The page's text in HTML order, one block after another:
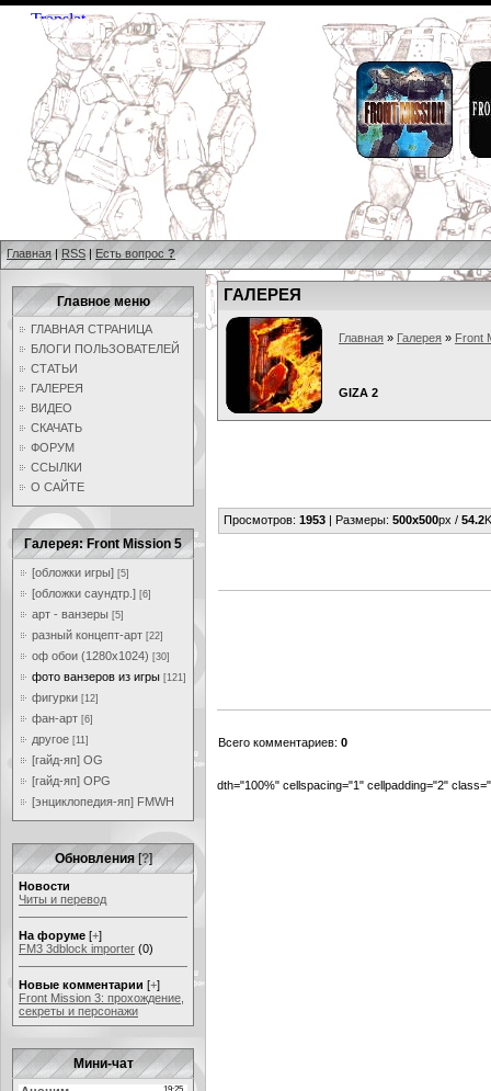
Главная | RSS | Есть вопрос ?
Главное меню
ГЛАВНАЯ СТРАНИЦА
БЛОГИ ПОЛЬЗОВАТЕЛЕЙ
СТАТЬИ
ГАЛЕРЕЯ
ВИДЕО
СКАЧАТЬ
ФОРУМ
ССЫЛКИ
О САЙТЕ
Галерея: Front Mission 5
[обложки игры] [5]
[обложки саундтр.] [6]
арт - ванзеры [5]
разный концепт-арт [22]
оф обои (1280x1024) [30]
фото ванзеров из игры [121]
фигурки [12]
фан-арт [6]
другое [11]
[гайд-яп] OG
[гайд-яп] OPG
[энциклопедия-яп] FMWH
Обновления [?]
Новости
Читы и перевод
На форуме [+]
FM3 3dblock importer (0)
Новые комментарии [+]
Front Mission 3: прохождение,
секреты и персонажи
Мини-чат
ГАЛЕРЕЯ
Главная » Галерея » Front
GIZA 2
Просмотров: 1953 | Размеры: 500x500px / 54.2
Всего комментариев: 0
dth="100%" cellspacing="1" cellpadding="2"